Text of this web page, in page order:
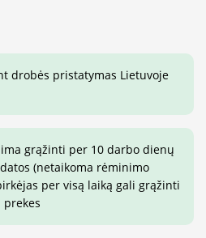
drobės pristatymas Lietuvoje
grąžinti per 10 darbo dienų
(netaikoma rėminimo
per visą laiką gali grąžinti